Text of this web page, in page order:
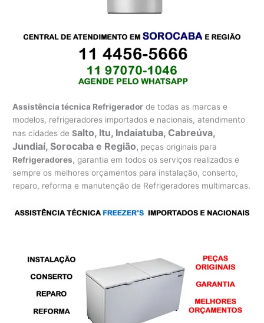
Assistência técnica Refrigerador de todas as marcas e
modelos, refrigeradores importados e nacionais, atendimento
nas cidades deSalto, Itu, Indaiatuba, Cabreúva,
Jundiaí, Sorocaba e Região, peças originais para
Refrigeradores, garantia em todos os serviços realizados e
sempre os melhores orçamentos para instalação, conserto,
reparo, reforma e manutenção de Refrigeradores multimarcas.